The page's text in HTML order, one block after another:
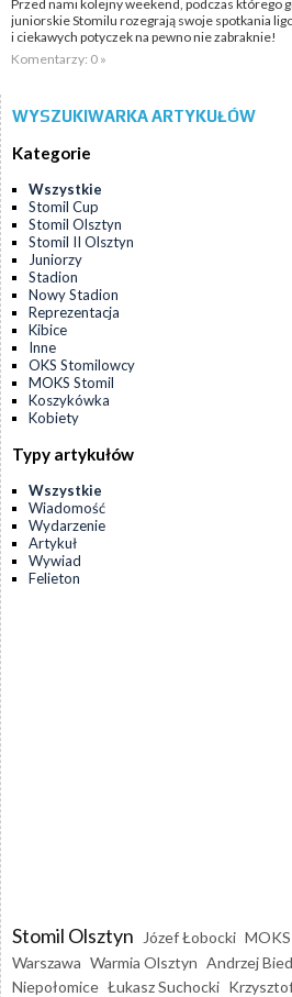
Przed nami kolejny weekend, podczas którego
juniorskie Stomilu rozegrają swoje spotkania
i ciekawych potyczek na pewno nie zabraknie!
Komentarzy: 0 »
WYSZUKIWARKA ARTYKUŁÓW
Kategorie
Wszystkie
Stomil Cup
Stomil Olsztyn
Stomil II Olsztyn
Juniorzy
Stadion
Nowy Stadion
Reprezentacja
Kibice
Inne
OKS Stomilowcy
MOKS Stomil
Koszykówka
Kobiety
Typy artykułów
Wszystkie
Wiadomość
Wydarzenie
Artykuł
Wywiad
Felieton
Stomil Olsztyn Józef Łobocki
Warszawa Warmia Olsztyn Andrzej
Niepołomice Łukasz Suchocki